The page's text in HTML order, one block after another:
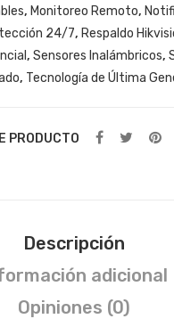
, Monitoreo Remoto,
24/7, Respaldo
, Sensores Inalámbricos,
, Tecnología de Última
PRODUCTO
Descripción
adicional
Opiniones (0)